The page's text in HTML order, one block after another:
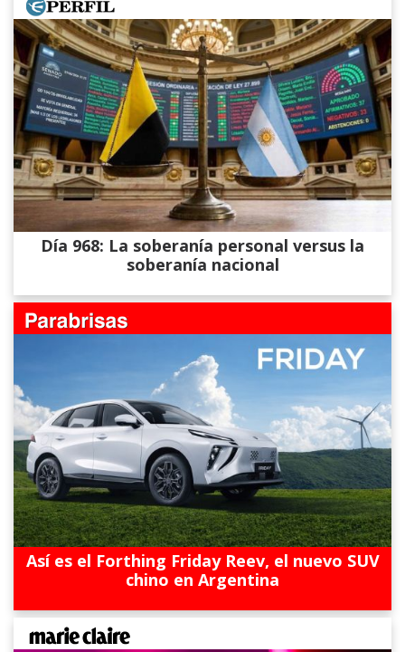
Día 968: La soberanía personal versus la
soberanía nacional
Así es el Forthing Friday Reev, el nuevo SUV
chino en Argentina